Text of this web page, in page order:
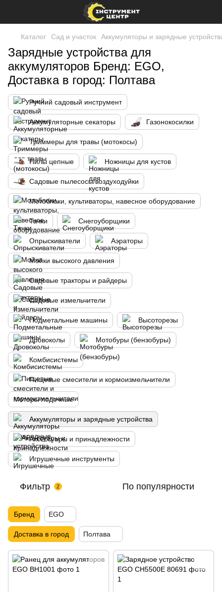
Каталог Сад и участок Аккумуляторы и зарядные
Зарядные устройства для
аккумуляторов Бренд: EGO,
Доставка в город: Полтава
Ручний садовый инструмент
Аккумуляторные секаторы Газонокосилки
Триммеры для травы (мотокосы)
Пилы цепные Ножницы для кустов
Садовые пылесосы/воздуходуйки
Мотоблоки, культиваторы, навесное оборудование
Тачки Снегоуборщики
Опрыскиватели Аэраторы
Мойки высокого давления
Садовые тракторы и райдеры
Садовые измельчители
Подметальные машины Высоторезы
Дровоколы Мотобуры (бензобуры)
Комбисистемы
Пищевые смесители и кормоизмельчители
Моторы лодочные
Аккумуляторы и зарядные устройства
Аксессуары и принадлежности
Игрушечные инструменты
Фильтр 2 По популярности
Бренд EGO
Доставка в город Полтава